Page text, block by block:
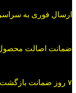
ارسال فوری به
ضمانت اصالت
۷ روز ضمانت بازگشت کالا